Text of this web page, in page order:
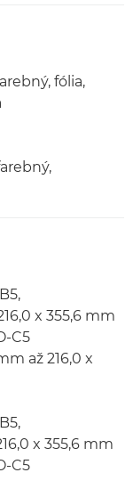
fólia,
x 355,6 mm
C5
až 216,0 x
x 355,6 mm
C5